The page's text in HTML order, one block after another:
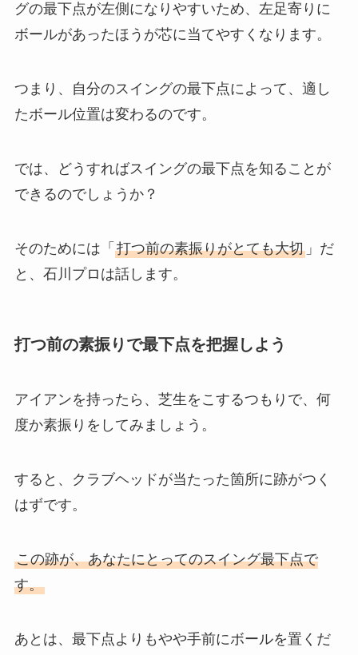
グの最下点が左側になりやすいため、左足寄りに
ボールがあったほうが芯に当てやすくなります。
つまり、自分のスイングの最下点によって、適し
たボール位置は変わるのです。
では、どうすればスイングの最下点を知ることが
できるのでしょうか？
そのためには「 打つ前の素振りがとても大切」だ
と、石川プロは話します。
打つ前の素振りで最下点を把握しよう
アイアンを持ったら、芝生をこするつもりで、何
度か素振りをしてみましょう。
すると、クラブヘッドが当たった箇所に跡がつく
はずです。
この跡が、あなたにとってのスイング最下点で
す。
あとは、最下点よりもやや手前にボールを置くだ